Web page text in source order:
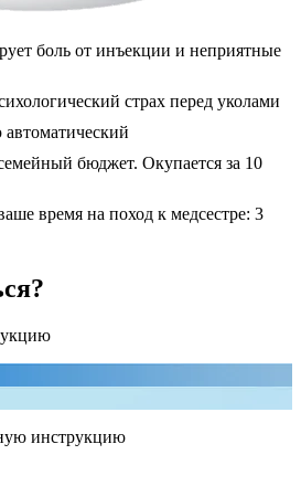
боль от инъекции и неприятные
страх перед уколами
бюджет. Окупается за 10
время на поход к медсестре: 3
инструкцию